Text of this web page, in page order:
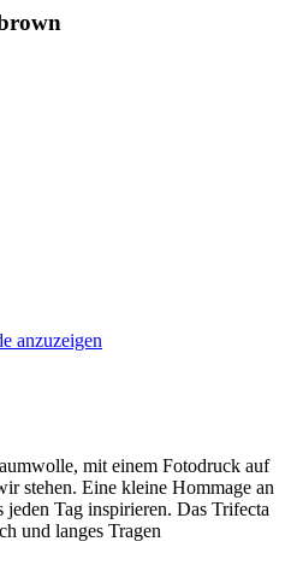
anzuzeigen
mit einem Fotodruck auf
stehen. Eine kleine Hommage an
jeden Tag inspirieren. Das Trifecta
und langes Tragen